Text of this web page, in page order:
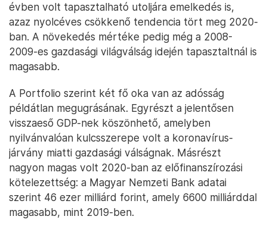
évben volt tapasztalható utoljára emelkedés is,
azaz nyolcéves csökkenő tendencia tört meg 2020-
ban. A növekedés mértéke pedig még a 2008-
2009-es gazdasági világválság idején tapasztaltnál is
magasabb.
A Portfolio szerint két fő oka van az adósság
példátlan megugrásának. Egyrészt a jelentősen
visszaeső GDP-nek köszönhető, amelyben
nyilvánvalóan kulcsszerepe volt a koronavírus-
járvány miatti gazdasági válságnak. Másrészt
nagyon magas volt 2020-ban az előfinanszírozási
kötelezettség: a Magyar Nemzeti Bank adatai
szerint 46 ezer milliárd forint, amely 6600 milliárddal
magasabb, mint 2019-ben.